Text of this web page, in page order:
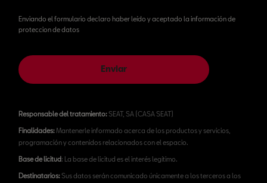
Enviando el formulario declaro haber leído y aceptado la información de
proteccion de datos
Enviar
Responsable del tratamiento:SEAT, SA (CASA SEAT)
Finalidades:Mantenerle informado acerca de los productos y servicios,
programación y contenidos relacionados con el espacio.
Base de licitud: La base de licitud es el interés legítimo.
Destinatarios:Sus datos serán comunicado únicamente a los terceros a los